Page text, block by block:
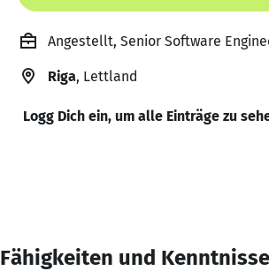
Angestellt, Senior Software
Riga, Lettland
Logg Dich ein, um alle Einträge zu
Fähigkeiten und Kenntnisse